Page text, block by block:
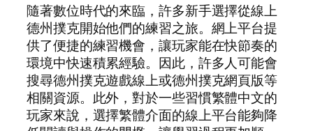
隨著數位時代的來臨，許多新手選擇從線上
德州撲克開始他們的練習之旅。網上平台提
供了便捷的練習機會，讓玩家能在快節奏的
環境中快速積累經驗。因此，許多人可能會
搜尋德州撲克遊戲線上或德州撲克網頁版等
相關資源。此外，對於一些習慣繁體中文的
玩家來說，選擇繁體介面的線上平台能夠降